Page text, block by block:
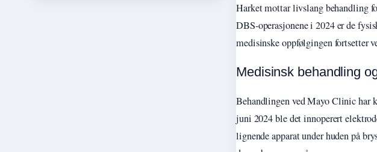
Harket mottar livslang behandling
DBS-operasjonene i 2024 er de
medisinske oppfølgingen fortsetter
Medisinsk behandling
Behandlingen ved Mayo Clinic har
juni 2024 ble det innoperert
lignende apparat under huden på